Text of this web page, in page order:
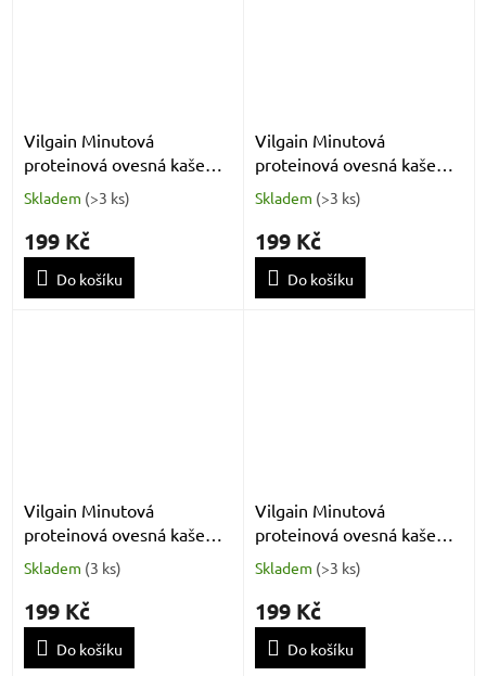
Vilgain Minutová
proteinová ovesná kaše
jahodový mousse 400 g
Skladem (>3 ks)
199 Kč
Do košíku
Vilgain Minutová
proteinová ovesná kaše
arašídové máslo s
karamelem 400 g
Skladem (>3 ks)
199 Kč
Do košíku
Vilgain Minutová
proteinová ovesná kaše
Kokos s mléčnou
čokoládou 400 g
Skladem (3 ks)
199 Kč
Do košíku
Vilgain Minutová
proteinová ovesná kaše
kokosový krém 400 g
Skladem (>3 ks)
199 Kč
Do košíku